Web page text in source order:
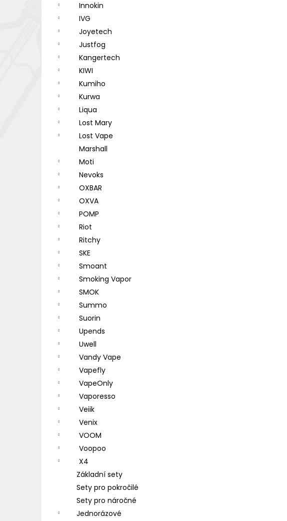
Innokin
IVG
Joyetech
Justfog
Kangertech
KIWI
Kumiho
Kurwa
Liqua
Lost Mary
Lost Vape
Marshall
Moti
Nevoks
OXBAR
OXVA
POMP
Riot
Ritchy
SKE
Smoant
Smoking Vapor
SMOK
Summo
Suorin
Upends
Uwell
Vandy Vape
Vapefly
VapeOnly
Vaporesso
Veiik
Venix
VOOM
Voopoo
X4
Základní sety
Sety pro pokročilé
Sety pro náročné
Jednorázové